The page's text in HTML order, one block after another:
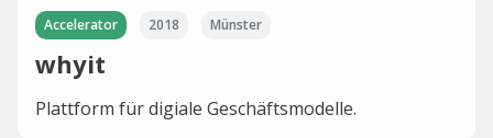
Accelerator 2018 Münster
whyit
Plattform für digiale Geschäftsmodelle.